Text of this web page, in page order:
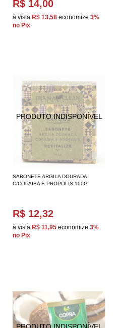
R$ 14,00
à vista R$ 13,58 economize 3%
no Pix
SABONETE ARGILA DOURADA
C/COPAIBA E PROPOLIS 100G
R$ 12,32
à vista R$ 11,95 economize 3%
no Pix